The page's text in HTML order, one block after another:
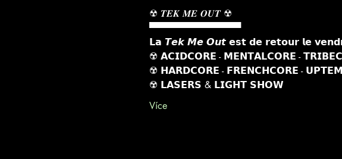
☢︎ 𝑻𝑬𝑲 𝑴𝑬 𝑶𝑼𝑻 ☢︎
▀▀▀▀▀▀▀▀▀▀▀▀▀▀
𝗟𝗮 𝙏𝙚𝙠 𝙈𝙚 𝙊𝙪𝙩 𝗲𝘀𝘁 𝗱𝗲 𝗿𝗲𝘁𝗼𝘂𝗿 𝗹𝗲
☢️ 𝗔𝗖𝗜𝗗𝗖𝗢𝗥𝗘 - 𝗠𝗘𝗡𝗧𝗔𝗟𝗖𝗢𝗥𝗘 -
☢️ 𝗛𝗔𝗥𝗗𝗖𝗢𝗥𝗘 - 𝗙𝗥𝗘𝗡𝗖𝗛𝗖𝗢𝗥𝗘 -
☢️ 𝗟𝗔𝗦𝗘𝗥𝗦 & 𝗟𝗜𝗚𝗛𝗧 𝗦𝗛𝗢𝗪
Více